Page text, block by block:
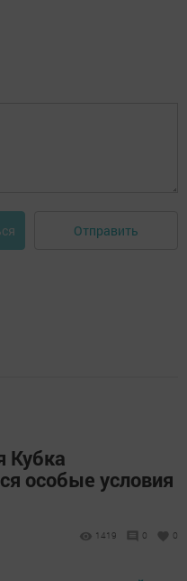
Отправить
Кубка
особые условия
1419 0 0